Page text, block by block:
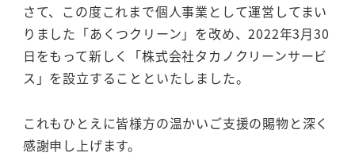
さて、この度これまで個人事業として運営してまい
りました「あくつクリーン」を改め、2022年3月30
日をもって新しく「株式会社タカノクリーンサービ
ス」を設立することといたしました。
これもひとえに皆様方の温かいご支援の賜物と深く
感謝申し上げます。